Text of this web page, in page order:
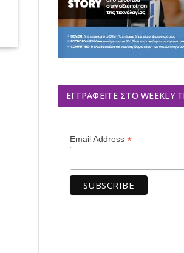
ΕΓΓΡΑΦΕΊΤΕ ΣΤΟ WEEKLY
Email Address *